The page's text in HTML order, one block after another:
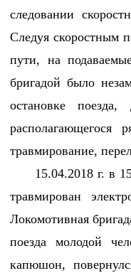
следовании
Следуя скоростным
пути, на
бригадой было
остановке
располагающегося
травмирование,
15.04.2018 г. в
травмирован
Локомотивная
поезда молодой
капюшон,